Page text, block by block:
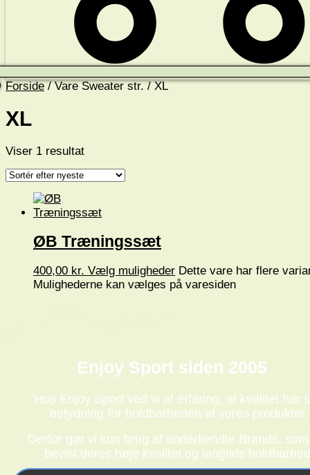
Forside/ Vare Sweater str. / XL
XL
Viser 1 resultat
ØB Træningssæt
400,00 kr. Vælg muligheder Dette vare har flere
Mulighederne kan vælges på varesiden
Enjoy Sport siden 2005
Hos Enjoy Sport ved vi af erfaring, at kvalitet har
betydning for holdbarheden af vores produkter.
Derfor gør vi kun brug af anderkendte Brands,
bevist deres høje kvalitet og langtids